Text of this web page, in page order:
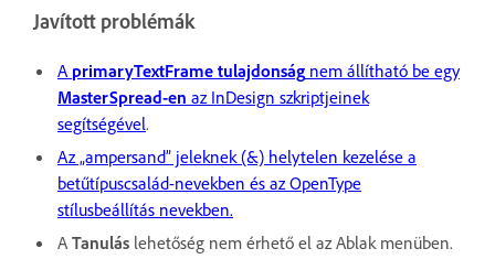
Javított problémák
A primaryTextFrame tulajdonság nem állítható be egy
MasterSpread-en az InDesign szkriptjeinek
segítségével.
Az „ampersand” jeleknek (&) helytelen kezelése a
betűtípuscsalád-nevekben és az OpenType
stílusbeállítás nevekben.
A Tanulás lehetőség nem érhető el az Ablak menüben.